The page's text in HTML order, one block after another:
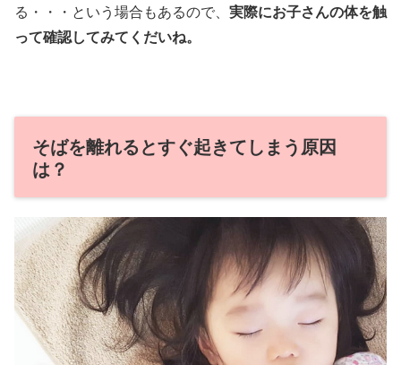
る・・・という場合もあるので、 実際にお子さんの体を触
って確認してみてくだいね。
そばを離れるとすぐ起きてしまう原因
は？